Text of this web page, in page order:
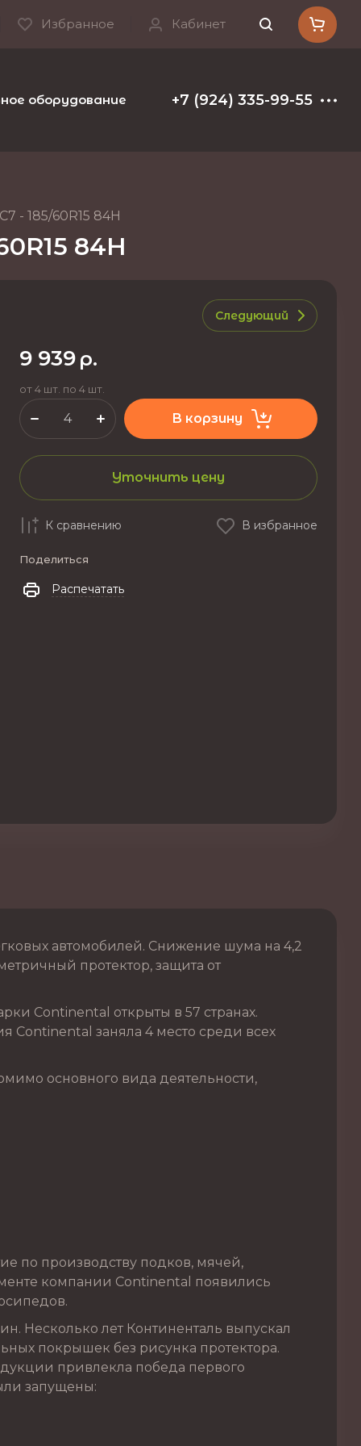
Избранное Кабинет
оборудование и расходные материалы
+7 (924) 335-99-55
- 185/60R15 84H
84H
Следующий
9 939 р.
от 4 шт. по 4 шт.
В корзину
Уточнить цену
К сравнению В избранное
Поделиться
Распечатать
автомобилей. Снижение шума на 4,2
протектор, защита от
Continental открыты в 57 странах.
Continental заняла 4 место среди всех
основного вида деятельности,
по производству подков, мячей,
компании Continental появились
Несколько лет Континенталь выпускал
покрышек без рисунка протектора.
привлекла победа первого
запущены: